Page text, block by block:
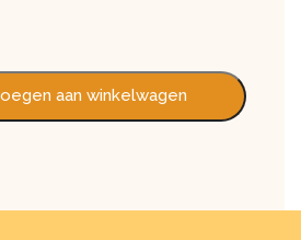
aan winkelwagen